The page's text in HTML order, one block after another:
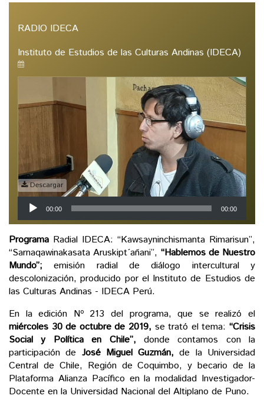
RADIO IDECA
Instituto de Estudios de las Culturas Andinas (IDECA)
Descargar
Reproductor
de
audio
00:00 00:00
Programa Radial IDECA: “Kawsayninchismanta Rimarisun”,
“Sarnaqawinakasata Aruskipt´añani”, “Hablemos de Nuestro
Mundo”; emisión radial de diálogo intercultural y
descolonización, producido por el Instituto de Estudios de
las Culturas Andinas - IDECA Perú.
En la edición Nº 213 del programa, que se realizó el
miércoles 30 de octubre de 2019, se trató el tema: “Crisis
Social y Política en Chile”, donde contamos con la
participación de José Miguel Guzmán, de la Universidad
Central de Chile, Región de Coquimbo, y becario de la
Plataforma Alianza Pacífico en la modalidad Investigador-
Docente en la Universidad Nacional del Altiplano de Puno.